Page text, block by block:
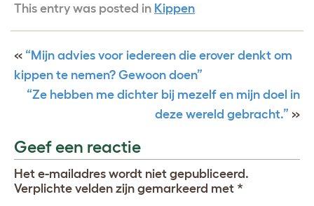
This entry was posted in Kippen
« “Mijn advies voor iedereen die erover denkt om
kippen te nemen? Gewoon doen”
“Ze hebben me dichter bij mezelf en mijn doel in
deze wereld gebracht.” »
Geef een reactie
Het e-mailadres wordt niet gepubliceerd.
Verplichte velden zijn gemarkeerd met *